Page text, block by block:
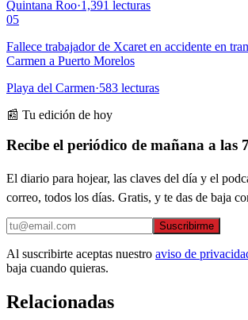
Quintana Roo·1,391 lecturas
05
Fallece trabajador de Xcaret en accidente en
Carmen a Puerto Morelos
Playa del Carmen·583 lecturas
📰 Tu edición de hoy
Recibe el periódico de mañana a las
El diario para hojear, las claves del día y el
correo, todos los días. Gratis, y te das de baja
Suscribirme
Al suscribirte aceptas nuestro aviso de
baja cuando quieras.
Relacionadas